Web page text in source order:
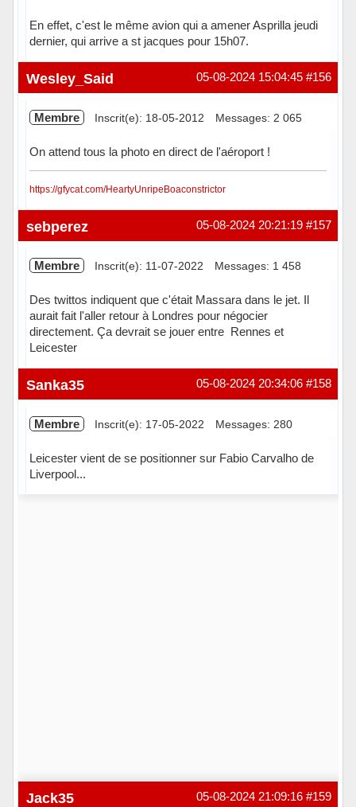
En effet, c'est le même avion qui a amener Asprilla jeudi
dernier, qui arrive a st jacques pour 15h07.
Hors ligne #156
05-08-2024 15:04:45
Wesley_Said
Membre Inscrit(e): 18-05-2012 Messages: 2 065
On attend tous la photo en direct de l'aéroport !
https://gfycat.com/HeartyUnripeBoaconstrictor
Hors ligne #157
05-08-2024 20:21:19
sebperez
Membre Inscrit(e): 11-07-2022 Messages: 1 458
Des twittos indiquent que c'était Massara dans le jet. Il
aurait fait l'aller retour à Londres pour négocier
directement. Ça devrait se jouer entre Rennes et
Leicester
Hors ligne #158
05-08-2024 20:34:06
Sanka35
Membre Inscrit(e): 17-05-2022 Messages: 280
Leicester vient de se positionner sur Fabio Carvalho de
Liverpool...
#159
05-08-2024 21:09:16
Jack35